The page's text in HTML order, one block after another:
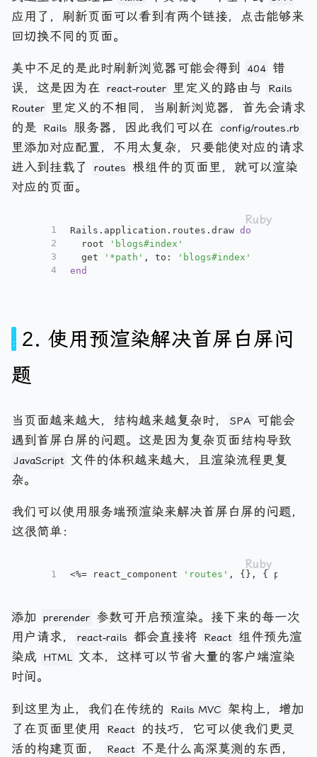
应用了，刷新页面可以看到有两个链接，点击能够来
回切换不同的页面。
美中不足的是此时刷新浏览器可能会得到 404 错
误，这是因为在 react-router 里定义的路由与
Rails
Router
里定义的不相同，当刷新浏览器，首先会请求
的是
Rails 服务器，因此我们可以在 config/routes.rb
里添加对应配置，不用太复杂，只要能使对应的请求
进入到挂载了
routes 根组件的页面里，就可以渲染
对应的页面。
1
2
3
4
Rails.application.routes.draw do
  root
'blogs#index'
  get
'*path' , to:
'blogs#index'
end
2. 使用预渲染解决首屏白屏问
题
当页面越来越大，结构越来越复杂时， SPA 可能会
遇到首屏白屏的问题。这是因为复杂页面结构导致
JavaScript 文件的体积越来越大，且渲染流程更复
杂。
我们可以使用服务端预渲染来解决首屏白屏的问题，
这很简单：
1 <%= react_component 'routes' , {}, {
添加 prerender 参数可开启预渲染。接下来的每一次
用户请求，
react-rails 都会直接将 React 组件预先渲
染成
HTML 文本，这样可以节省大量的客户端渲染
时间。
到这里为止，我们在传统的 Rails MVC
架构上，增加
了在页面里使用
React
的技巧，它可以使我们更灵
活的构建页面，
React 不是什么高深莫测的东西，